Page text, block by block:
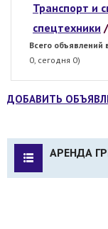
Транспорт и
спецтехники /
Всего объявлений
0, сегодня 0)
ДОБАВИТЬ
АРЕНДА